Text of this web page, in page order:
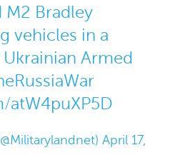
M2 Bradley
vehicles in a
Armed
April 17,